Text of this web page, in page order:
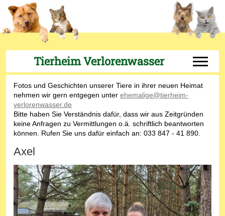
Tierheim Verlorenwasser Off-
Fotos und Geschichten unserer Tiere in ihrer neuen Heimat
nehmen wir gern entgegen unter ehemalige@tierheim-
verlorenwasser.de
Bitte haben Sie Verständnis dafür, dass wir aus Zeitgründen
keine Anfragen zu Vermittlungen o.ä. schriftlich beantworten
können. Rufen Sie uns dafür einfach an: 033 847 - 41 890.
Axel